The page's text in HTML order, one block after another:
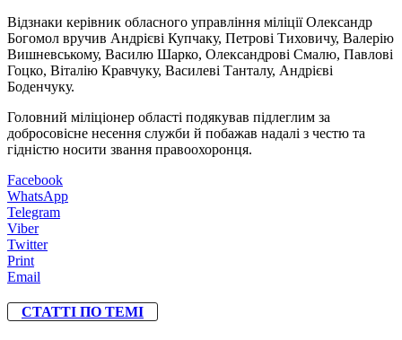
Відзнаки керівник обласного управління міліції Олександр
Богомол вручив Андрієві Купчаку, Петрові Тиховичу, Валерію
Вишневському, Василю Шарко, Олександрові Смалю, Павлові
Гоцко, Віталію Кравчуку, Василеві Танталу, Андрієві
Боденчуку.
Головний міліціонер області подякував підлеглим за
добросовісне несення служби й побажав надалі з честю та
гідністю носити звання правоохоронця.
Facebook
WhatsApp
Telegram
Viber
Twitter
Print
Email
СТАТТІ ПО ТЕМІ